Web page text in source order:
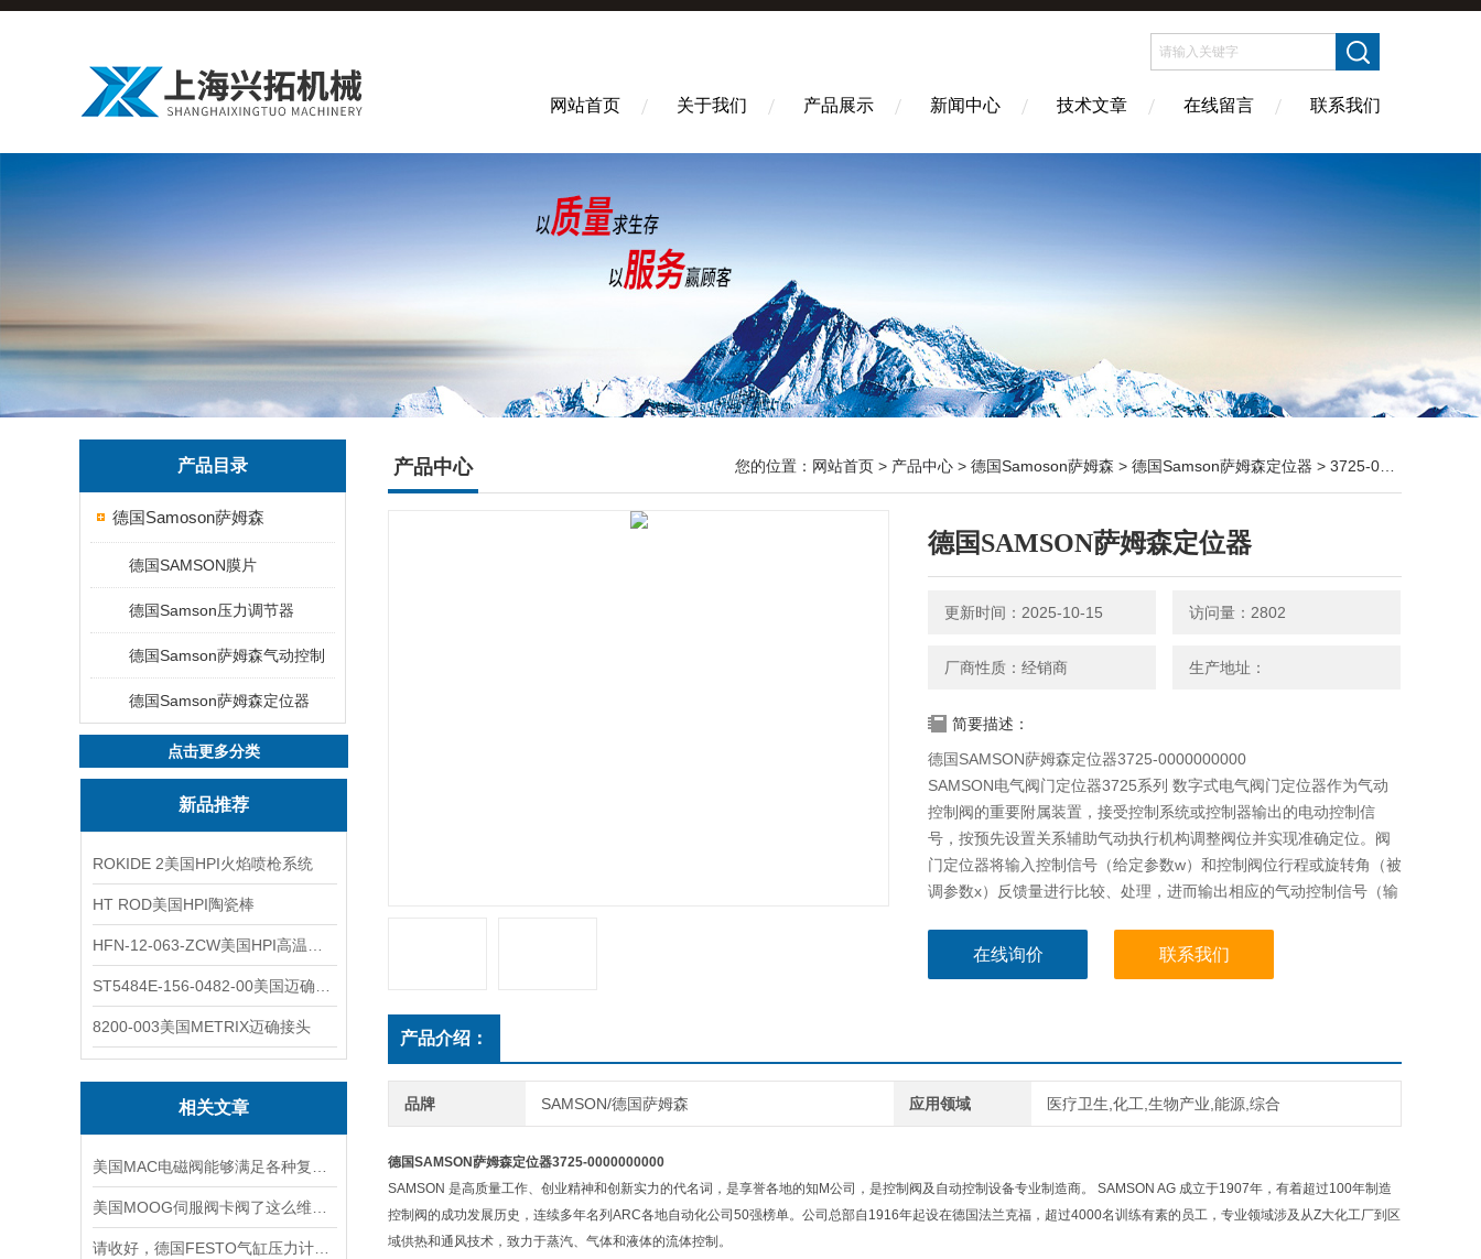
网站首页 关于我们 产品展示 新闻中心 技术文章 在线留言 联系我们
产品目录
德国Samoson萨姆森
德国SAMSON膜片
德国Samson压力调节器
德国Samson萨姆森气动控制
德国Samson萨姆森定位器
点击更多分类
新品推荐
ROKIDE 2美国HPI火焰喷枪系统
HT ROD美国HPI陶瓷棒
8200-003美国METRIX迈确接头
相关文章
产品中心 您的位置： 网站首页 > 产品中心 > 德国Samoson萨姆森 > 德国Samson萨姆森定位器 > 3725-0000000000德国SAMSON萨姆森定位器
德国SAMSON萨姆森定位器
更新时间：2025-10-15 访问量：2802
厂商性质：经销商 生产地址：
简要描述：
德国SAMSON萨姆森定位器3725-0000000000
SAMSON电气阀门定位器3725系列 数字式电气阀门定位器作为气动
控制阀的重要附属装置，接受控制系统或控制器输出的电动控制信
号，按预先设置关系辅助气动执行机构调整阀位并实现准确定位。阀
门定位器将输入控制信号（给定参数w）和控制阀位行程或旋转角（被
调参数x）反馈量进行比较、处理，进而输出相应的气动控制信号（输
在线询价 联系我们
产品介绍：
品牌 SAMSON/德国萨姆森 应用领域 医疗卫生,化工,生物产业,能源,综合
德国SAMSON萨姆森定位器3725-0000000000
SAMSON 是高质量工作、创业精神和创新实力的代名词，是享誉各地的知M公司，是控制阀及自动控制设备专业制造商。 SAMSON AG 成立于1907年，有着超过100年制造
控制阀的成功发展历史，连续多年名列ARC各地自动化公司50强榜单。公司总部自1916年起设在德国法兰克福，超过4000名训练有素的员工，专业领域涉及从Z大化工厂到区
域供热和通风技术，致力于蒸汽、气体和液体的流体控制。